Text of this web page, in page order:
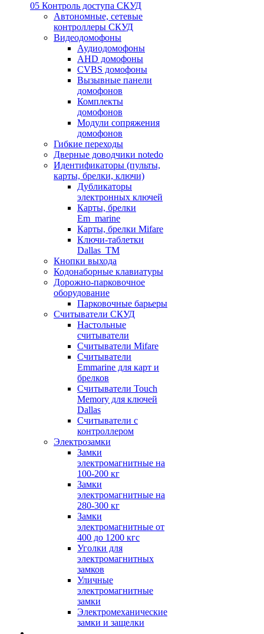
05 Контроль доступа СКУД
Автономные, сетевые
контроллеры СКУД
Видеодомофоны
Аудиодомофоны
AHD домофоны
CVBS домофоны
Вызывные панели
домофонов
Комплекты
домофонов
Модули сопряжения
домофонов
Гибкие переходы
Дверные доводчики notedo
Идентификаторы (пульты,
карты, брелки, ключи)
Дубликаторы
электронных ключей
Карты, брелки
Em_marine
Карты, брелки Mifare
Ключи-таблетки
Dallas_TM
Кнопки выхода
Кодонаборные клавиатуры
Дорожно-парковочное
оборудование
Парковочные барьеры
Считыватели СКУД
Настольные
считыватели
Считыватели Mifare
Считыватели
Emmarine для карт и
брелков
Считыватели Touch
Memory для ключей
Dallas
Считыватели с
контроллером
Электрозамки
Замки
электромагнитные на
100-200 кг
Замки
электромагнитные на
280-300 кг
Замки
электромагнитные от
400 до 1200 кгс
Уголки для
электромагнитных
замков
Уличные
электромагнитные
замки
Электромеханические
замки и защелки